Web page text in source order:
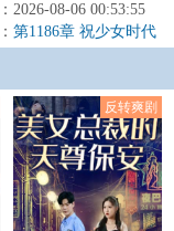
笔，学会了更多的事
小伙...
2026-08-06 00:53:55
第1186章 祝少女时代
反转爽剧